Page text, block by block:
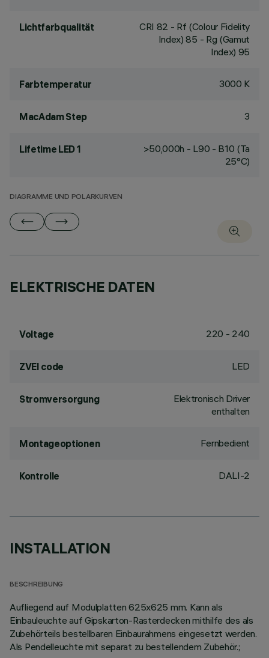
Lichtfarbqualität CRI 82 - Rf (Colour Fidelity
Index) 85 - Rg (Gamut
Index) 95
Farbtemperatur 3000 K
MacAdam Step 3
Lifetime LED 1
>50,000h - L90 - B10 (Ta
25°C)
DIAGRAMME UND POLARKURVEN
ELEKTRISCHE DATEN
Voltage 220 - 240
ZVEI code LED
Stromversorgung
Elektronisch Driver
enthalten
Montageoptionen Fernbedient
Kontrolle DALI-2
INSTALLATION
BESCHREIBUNG
Aufliegend auf Modulplatten 625x625 mm. Kann als
Einbauleuchte auf Gipskarton-Rasterdecken mithilfe des als
Zubehörteils bestellbaren Einbaurahmens eingesetzt werden.
Als Pendelleuchte mit separat zu bestellendem Zubehör.;